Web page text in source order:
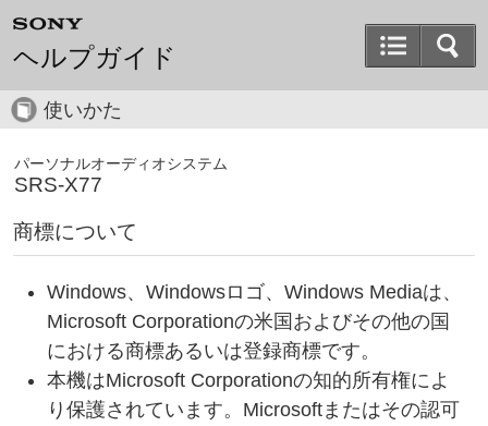
ヘルプガイド
使いかた
パーソナルオーディオシステム
SRS-X77
商標について
Windows、Windowsロゴ、Windows Mediaは、
Microsoft Corporationの米国およびその他の国
における商標あるいは登録商標です。
本機はMicrosoft Corporationの知的所有権によ
り保護されています。Microsoftまたはその認可